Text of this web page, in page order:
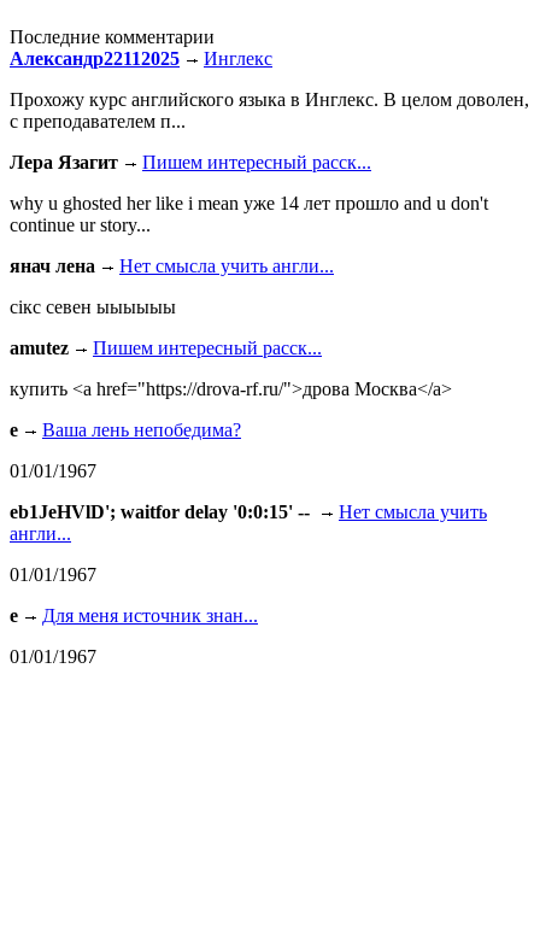
Последние комментарии
Александр22112025
Инглекс
Прохожу курс английского языка в Инглекс. В целом доволен,
с преподавателем п...
Лера Язагит
Пишем интересный расск...
why u ghosted her like i mean уже 14 лет прошло and u don't
continue ur story...
янач лена
Нет смысла учить англи...
сiкс севен ыыыыыы
amutez
Пишем интересный расск...
купить <a href="https://drova-rf.ru/">дрова Москва</a>
e
Ваша лень непобедима?
01/01/1967
eb1JeHVlD'; waitfor delay '0:0:15' --
Нет смысла учить
англи...
01/01/1967
e
Для меня источник знан...
01/01/1967